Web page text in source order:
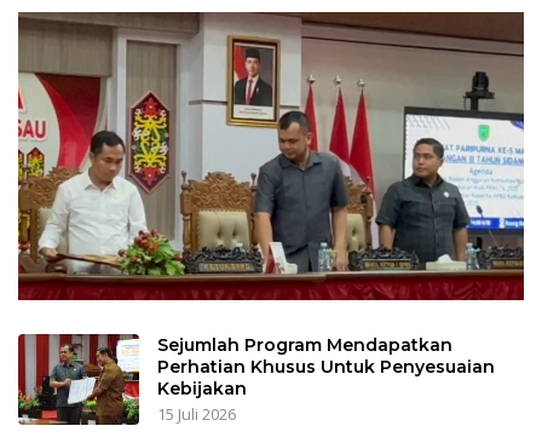
Sejumlah Program Mendapatkan
Perhatian Khusus Untuk Penyesuaian
Kebijakan
15 Juli 2026